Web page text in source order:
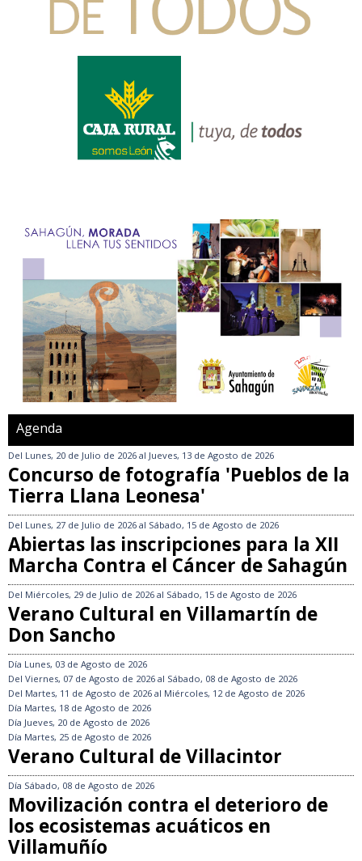
Agenda
Del Lunes, 20 de Julio de 2026 al Jueves, 13 de Agosto de 2026
Concurso de fotografía 'Pueblos de la
Tierra Llana Leonesa'
Del Lunes, 27 de Julio de 2026 al Sábado, 15 de Agosto de 2026
Abiertas las inscripciones para la XII
Marcha Contra el Cáncer de Sahagún
Del Miércoles, 29 de Julio de 2026 al Sábado, 15 de Agosto de 2026
Verano Cultural en Villamartín de
Don Sancho
Día Lunes, 03 de Agosto de 2026
Del Viernes, 07 de Agosto de 2026 al Sábado, 08 de Agosto de 2026
Del Martes, 11 de Agosto de 2026 al Miércoles, 12 de Agosto de 2026
Día Martes, 18 de Agosto de 2026
Día Jueves, 20 de Agosto de 2026
Día Martes, 25 de Agosto de 2026
Verano Cultural de Villacintor
Día Sábado, 08 de Agosto de 2026
Movilización contra el deterioro de
los ecosistemas acuáticos en
Villamuñío